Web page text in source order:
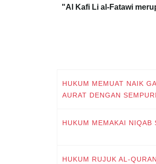
"Al Kafi Li al-Fatawi
HUKUM MEMUAT NAIK
AURAT DENGAN
HUKUM MEMAKAI NIQAB
HUKUM RUJUK AL-